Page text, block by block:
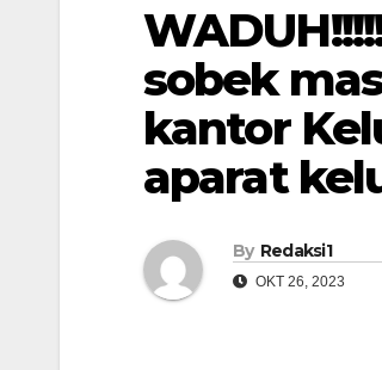
sobek
kantor
aparat
By Redaksi1
OKT 26, 2023